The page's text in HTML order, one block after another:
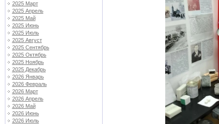
2025 Март
2025 Апрель
2025 Май
2025 Июнь
2025 Июль
2025 Август
2025 Сентябрь
2025 Октябрь
2025 Ноябрь
2025 Декабрь
2026 Январь
2026 Февраль
2026 Март
2026 Апрель
2026 Май
2026 Июнь
2026 Июль